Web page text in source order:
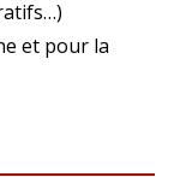
et pour la